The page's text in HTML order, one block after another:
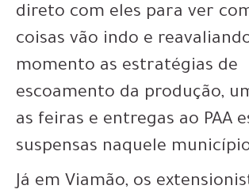
direto com eles para ver
coisas vão indo e
momento as estratégias de
escoamento da produção,
as feiras e entregas ao PAA
suspensas naquele
Já em Viamão, os